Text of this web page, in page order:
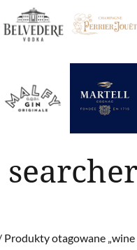
Produkty otagowane „wine